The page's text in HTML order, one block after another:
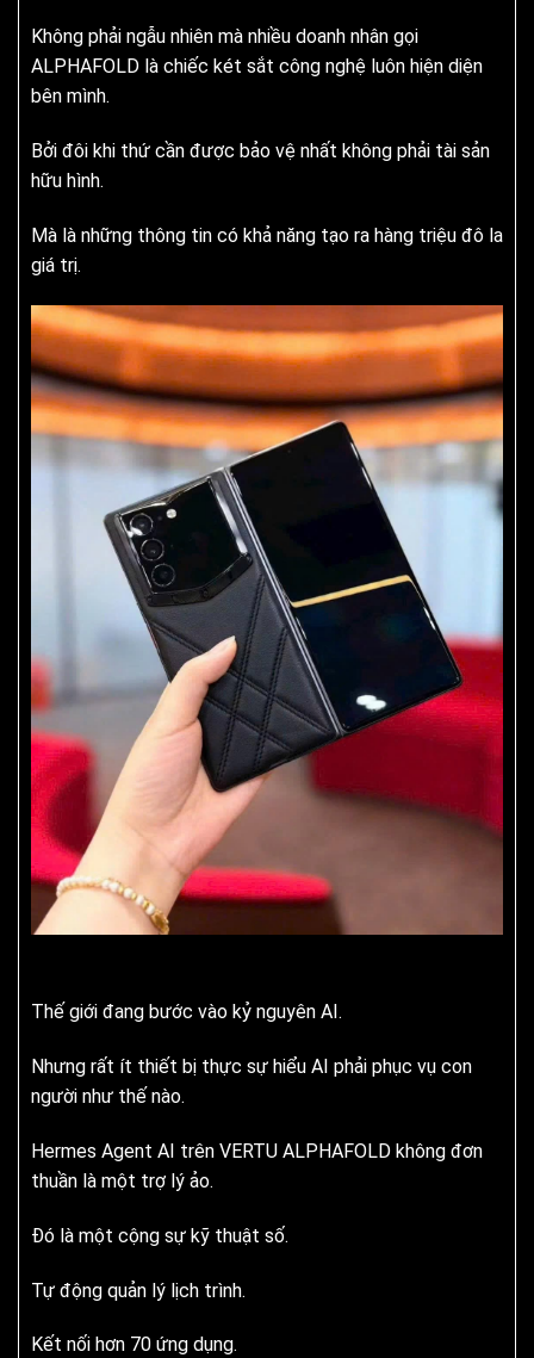
Không phải ngẫu nhiên mà nhiều doanh nhân gọi
ALPHAFOLD là chiếc két sắt công nghệ luôn hiện diện
bên mình.
Bởi đôi khi thứ cần được bảo vệ nhất không phải tài sản
hữu hình.
Mà là những thông tin có khả năng tạo ra hàng triệu đô la
giá trị.
Thế giới đang bước vào kỷ nguyên AI.
Nhưng rất ít thiết bị thực sự hiểu AI phải phục vụ con
người như thế nào.
Hermes Agent AI trên VERTU ALPHAFOLD không đơn
thuần là một trợ lý ảo.
Đó là một cộng sự kỹ thuật số.
Tự động quản lý lịch trình.
Kết nối hơn 70 ứng dụng.